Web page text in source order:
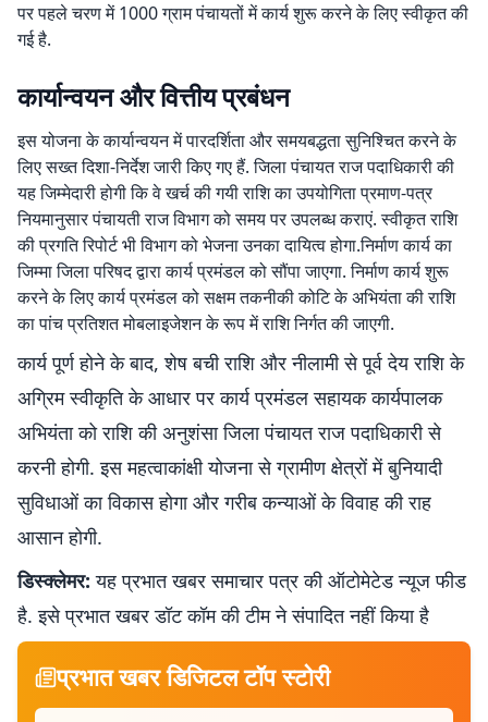
पर पहले चरण में 1000 ग्राम पंचायतों में कार्य शुरू करने के लिए स्वीकृत की
गई है.
कार्यान्वयन और वित्तीय प्रबंधन
इस योजना के कार्यान्वयन में पारदर्शिता और समयबद्धता सुनिश्चित करने के
लिए सख्त दिशा-निर्देश जारी किए गए हैं. जिला पंचायत राज पदाधिकारी की
यह जिम्मेदारी होगी कि वे खर्च की गयी राशि का उपयोगिता प्रमाण-पत्र
नियमानुसार पंचायती राज विभाग को समय पर उपलब्ध कराएं. स्वीकृत राशि
की प्रगति रिपोर्ट भी विभाग को भेजना उनका दायित्व होगा.निर्माण कार्य का
जिम्मा जिला परिषद द्वारा कार्य प्रमंडल को सौंपा जाएगा. निर्माण कार्य शुरू
करने के लिए कार्य प्रमंडल को सक्षम तकनीकी कोटि के अभियंता की राशि
का पांच प्रतिशत मोबलाइजेशन के रूप में राशि निर्गत की जाएगी.
कार्य पूर्ण होने के बाद, शेष बची राशि और नीलामी से पूर्व देय राशि के
अग्रिम स्वीकृति के आधार पर कार्य प्रमंडल सहायक कार्यपालक
अभियंता को राशि की अनुशंसा जिला पंचायत राज पदाधिकारी से
करनी होगी. इस महत्वाकांक्षी योजना से ग्रामीण क्षेत्रों में बुनियादी
सुविधाओं का विकास होगा और गरीब कन्याओं के विवाह की राह
आसान होगी.
डिस्क्लेमर: यह प्रभात खबर समाचार पत्र की ऑटोमेटेड न्यूज फीड
है. इसे प्रभात खबर डॉट कॉम की टीम ने संपादित नहीं किया है
प्रभात खबर डिजिटल टॉप स्टोरी